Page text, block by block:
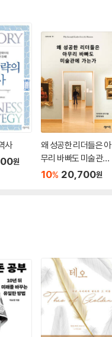
사
원
왜 성공한 리더들은 아
무리 바빠도 미술관에
가는가
10% 20,700원